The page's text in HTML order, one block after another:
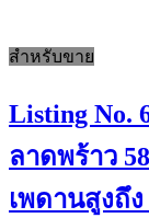
สำหรับขาย
Listing No.
ลาดพร้าว
เพดานสูงถึ